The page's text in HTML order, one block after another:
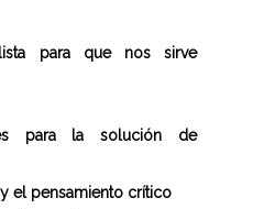
para que nos sirve
para la solución de
el pensamiento crítico